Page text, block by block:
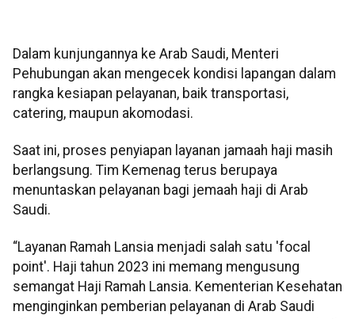
Dalam kunjungannya ke Arab Saudi, Menteri
Pehubungan akan mengecek kondisi lapangan dalam
rangka kesiapan pelayanan, baik transportasi,
catering, maupun akomodasi.
Saat ini, proses penyiapan layanan jamaah haji masih
berlangsung. Tim Kemenag terus berupaya
menuntaskan pelayanan bagi jemaah haji di Arab
Saudi.
“Layanan Ramah Lansia menjadi salah satu 'focal
point'. Haji tahun 2023 ini memang mengusung
semangat Haji Ramah Lansia. Kementerian Kesehatan
menginginkan pemberian pelayanan di Arab Saudi